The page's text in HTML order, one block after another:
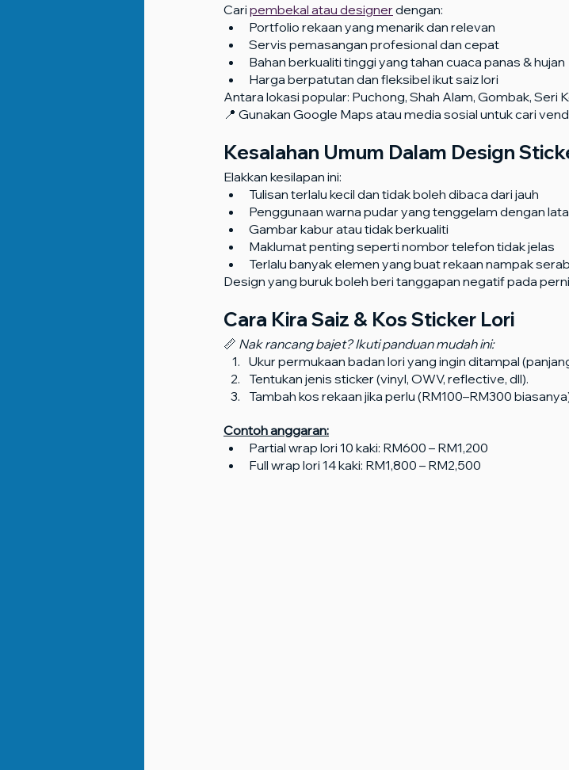
Cari pembekal atau designer dengan:
Portfolio rekaan yang menarik dan relevan
Servis pemasangan profesional dan cepat
Bahan berkualiti tinggi yang tahan cuaca panas & hujan
Harga berpatutan dan fleksibel ikut saiz lori
Antara lokasi popular: Puchong, Shah Alam, Gombak, Seri
📍 Gunakan Google Maps atau media sosial untuk cari
Kesalahan Umum Dalam Design
Elakkan kesilapan ini:
Tulisan terlalu kecil dan tidak boleh dibaca dari jauh
Penggunaan warna pudar yang tenggelam dengan
Gambar kabur atau tidak berkualiti
Maklumat penting seperti nombor telefon tidak jelas
Terlalu banyak elemen yang buat rekaan nampak
Design yang buruk boleh beri tanggapan negatif pada
Cara Kira Saiz & Kos Sticker Lori
📏 Nak rancang bajet? Ikuti panduan mudah ini:
Ukur permukaan badan lori yang ingin ditampal
Tentukan jenis sticker (vinyl, OWV, reflective, dll).
Tambah kos rekaan jika perlu (RM100–RM300
Contoh anggaran:
Partial wrap lori 10 kaki: RM600 – RM1,200
Full wrap lori 14 kaki: RM1,800 – RM2,500